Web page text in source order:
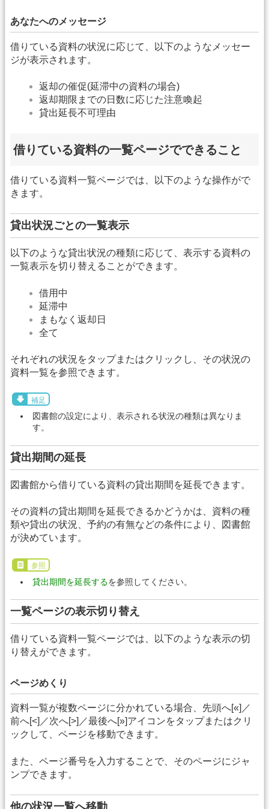
あなたへのメッセージ
借りている資料の状況に応じて、以下のようなメッセー
ジが表示されます。
返却の催促(延滞中の資料の場合)
返却期限までの日数に応じた注意喚起
貸出延長不可理由
借りている資料の一覧ページでできること
借りている資料一覧ページでは、以下のような操作がで
きます。
貸出状況ごとの一覧表示
以下のような貸出状況の種類に応じて、表示する資料の
一覧表示を切り替えることができます。
借用中
延滞中
まもなく返却日
全て
それぞれの状況をタップまたはクリックし、その状況の
資料一覧を参照できます。
補足
図書館の設定により、表示される状況の種類は異なりま
す。
貸出期間の延長
図書館から借りている資料の貸出期間を延長できます。
その資料の貸出期間を延長できるかどうかは、資料の種
類や貸出の状況、予約の有無などの条件により、図書館
が決めています。
参照
貸出期間を延長するを参照してください。
一覧ページの表示切り替え
借りている資料一覧ページでは、以下のような表示の切
り替えができます。
ページめくり
資料一覧が複数ページに分かれている場合、先頭へ[«]／
前へ[<]／次へ[>]／最後へ[»]アイコンをタップまたはクリ
ックして、ページを移動できます。
また、ページ番号を入力することで、そのページにジャ
ンプできます。
他の状況一覧へ移動